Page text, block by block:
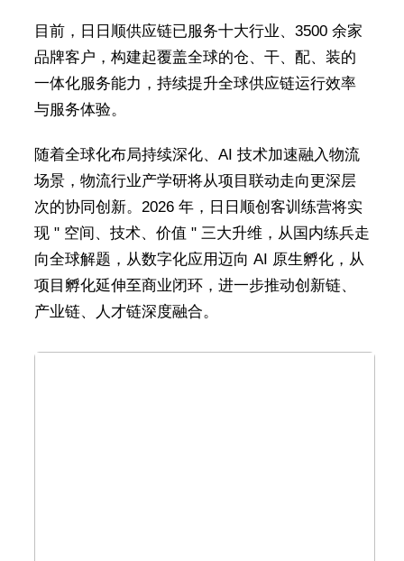
目前，日日顺供应链已服务十大行业、3500 余家
品牌客户，构建起覆盖全球的仓、干、配、装的
一体化服务能力，持续提升全球供应链运行效率
与服务体验。
随着全球化布局持续深化、AI 技术加速融入物流
场景，物流行业产学研将从项目联动走向更深层
次的协同创新。2026 年，日日顺创客训练营将实
现 " 空间、技术、价值 " 三大升维，从国内练兵走
向全球解题，从数字化应用迈向 AI 原生孵化，从
项目孵化延伸至商业闭环，进一步推动创新链、
产业链、人才链深度融合。